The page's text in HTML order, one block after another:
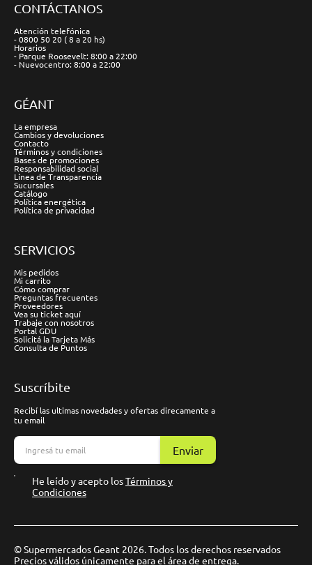
CONTÁCTANOS
Atención telefónica
- 0800 50 20 ( 8 a 20 hs)
Horarios
- Parque Roosevelt: 8:00 a 22:00
- Nuevocentro: 8:00 a 22:00
GÉANT
La empresa
Cambios y devoluciones
Contacto
Términos y condiciones
Bases de promociones
Responsabilidad social
Línea de Transparencia
Sucursales
Catálogo
Política energética
Política de privacidad
SERVICIOS
Mis pedidos
Mi carrito
Cómo comprar
Preguntas frecuentes
Proveedores
Vea su ticket aquí
Trabaje con nosotros
Portal GDU
Solicitá la Tarjeta Más
Consulta de Puntos
Suscríbite
Recibí las ultimas novedades y ofertas direcamente a
tu email
Enviar
He leído y acepto losTérminos y
Condiciones
© Supermercados Geant 2026. Todos los derechos reservados
Precios válidos únicamente para el área de entrega.